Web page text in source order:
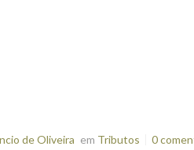
de Oliveira em Tributos 0